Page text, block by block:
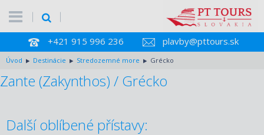
+421 915 996 236 plavby@pttours.sk
Úvod Destinácie Stredozemné more Grécko
Zante (Zakynthos) / Grécko
Další oblíbené přístavy: